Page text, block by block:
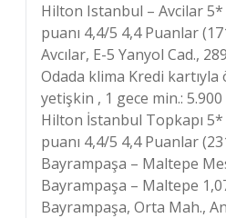
Hilton Istanbul – Avcilar
puanı 4,4/5 4,4 Puanlar
Avcılar, E-5 Yanyol Cad.,
Odada klima Kredi
yetişkin , 1 gece min.:
Hilton İstanbul Topkapı
puanı 4,4/5 4,4 Puanlar
Bayrampaşa – Maltepe
Bayrampaşa – Maltepe
Bayrampaşa, Orta Mah.,